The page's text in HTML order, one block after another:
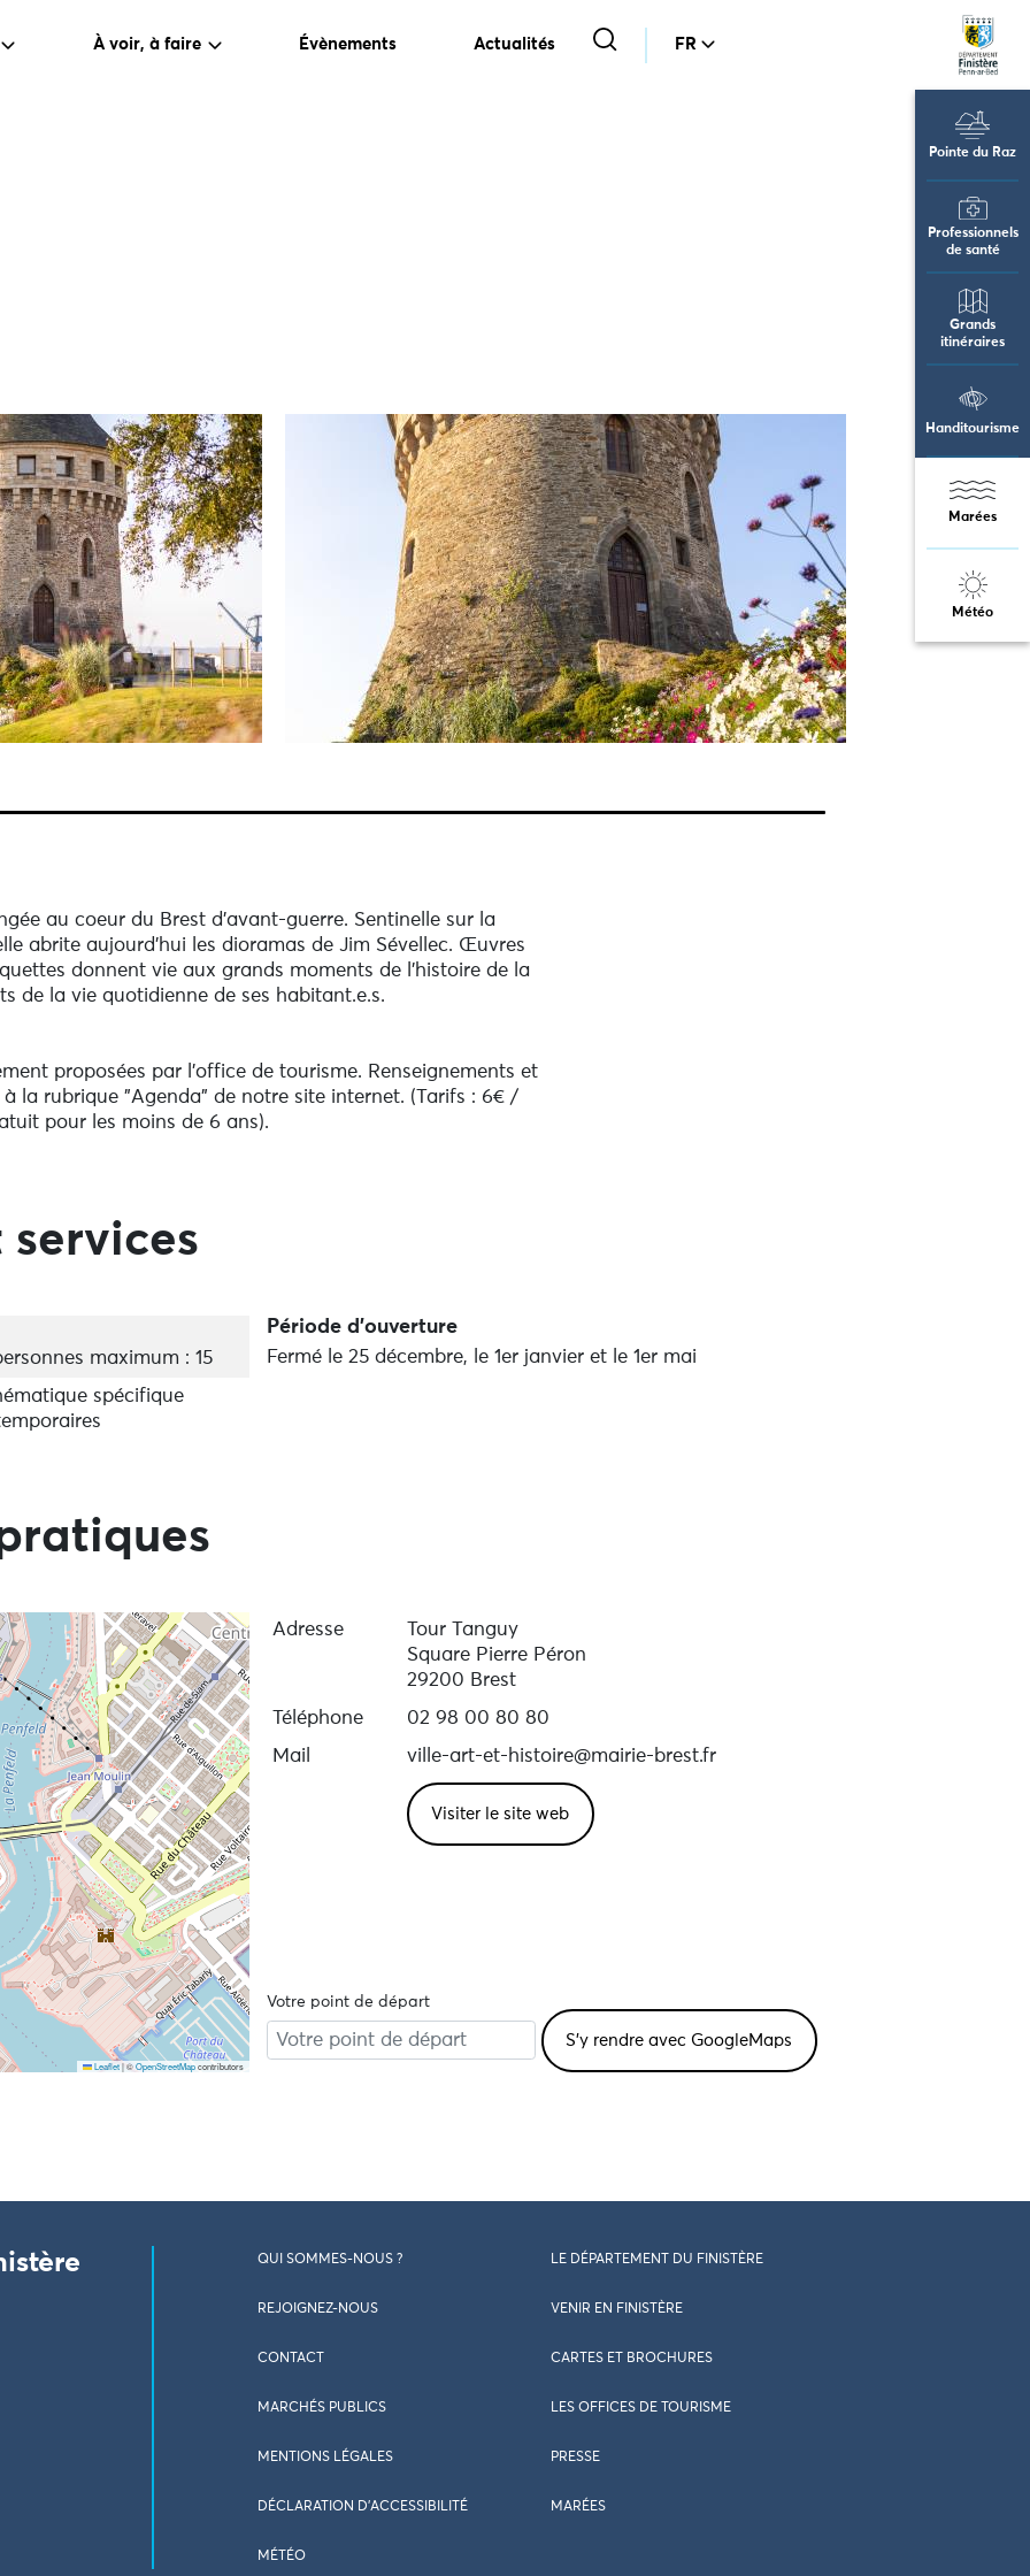
À voir, à faire Évènements Actualités FR
Pointe du Raz
Professionnels
de santé
Grands
itinéraires
Handitourisme
Marées
Météo
au coeur du Brest d'avant-guerre. Sentinelle sur la
abrite aujourd’hui les dioramas de Jim Sévellec. Œuvres
donnent vie aux grands moments de l’histoire de la
de la vie quotidienne de ses habitant.e.s.
proposées par l'office de tourisme. Renseignements et
la rubrique "Agenda" de notre site internet. (Tarifs : 6€ /
pour les moins de 6 ans).
maximum : 15
spécifique
Période d'ouverture
Fermé le 25 décembre, le 1er janvier et le 1er mai
Leaflet |©OpenStreetMapcontributors
Adresse
Tour Tanguy
Square Pierre Péron
29200 Brest
Téléphone
02 98 00 80 80
Mail
ville-art-et-histoire@mairie-brest.fr
Visiter le site web
Votre point de départ
QUI SOMMES-NOUS ? LE DÉPARTEMENT DU FINISTÈRE
REJOIGNEZ-NOUS VENIR EN FINISTÈRE
CONTACT CARTES ET BROCHURES
MARCHÉS PUBLICS LES OFFICES DE TOURISME
MENTIONS LÉGALES PRESSE
DÉCLARATION D’ACCESSIBILITÉ MARÉES
MÉTÉO